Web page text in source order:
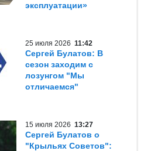
эксплуатации»
25 июля 2026 11:42
Сергей Булатов: В
сезон заходим с
лозунгом "Мы
отличаемся"
15 июля 2026 13:27
Сергей Булатов о
"Крыльях Советов":